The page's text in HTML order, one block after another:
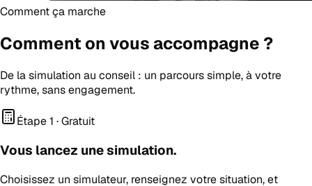
Comment ça marche
Comment on vous accompagne ?
De la simulation au conseil : un parcours simple, à votre
rythme, sans engagement.
Étape 1 · Gratuit
Vous lancez une simulation.
Choisissez un simulateur, renseignez votre situation, et